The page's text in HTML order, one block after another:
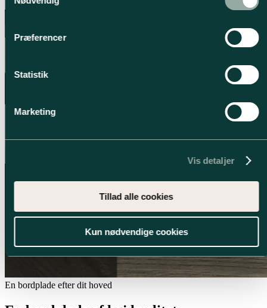
Præferencer
Statistik
Marketing
Vis detaljer
Tillad alle cookies
Kun nødvendige cookies
En bordplade efter dit hoved